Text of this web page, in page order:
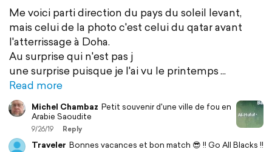
Me voici parti direction du pays du soleil levant,
mais celui de la photo c'est celui du qatar avant
l'atterrissage à Doha.
Au surprise qui n'est pas j
une surprise puisque je l'ai vu le printemps
Read more
Michel Chambaz Petit souvenir d'une ville de fou en
Arabie Saoudite
9/26/19 Reply
Traveler Bonnes vacances et bon match 😎 !! Go All Blacks !!